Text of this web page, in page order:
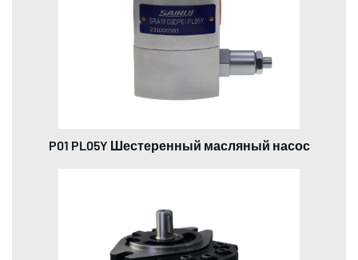
P01 PL05Y Шестеренный масляный насос